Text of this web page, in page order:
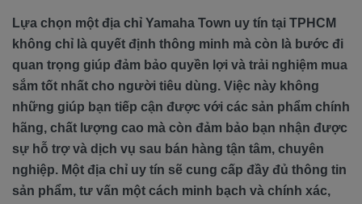
Lựa chọn một địa chỉ Yamaha Town uy tín tại TPHCM
không chỉ là quyết định thông minh mà còn là bước đi
quan trọng giúp đảm bảo quyền lợi và trải nghiệm mua
sắm tốt nhất cho người tiêu dùng. Việc này không
những giúp bạn tiếp cận được với các sản phẩm chính
hãng, chất lượng cao mà còn đảm bảo bạn nhận được
sự hỗ trợ và dịch vụ sau bán hàng tận tâm, chuyên
nghiệp. Một địa chỉ uy tín sẽ cung cấp đầy đủ thông tin
sản phẩm, tư vấn một cách minh bạch và chính xác,